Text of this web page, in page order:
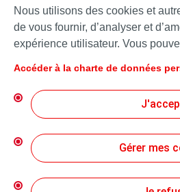
Charte de Protection des
Nous utilisons des cookies et
de vous fournir, d’analyser et
expérience utilisateur. Vous
bouton « Gérer mes cookies ».
« J’accepte », vous acceptez le
cookies. Dans le cas où vous
fonctionnement du site seront
d’informations, vous pouvez
de données personnelles et
Accéder à la charte de données
Gérer mes